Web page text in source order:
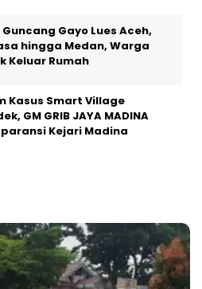
Gayo Lues Aceh,
hingga Medan, Warga
Keluar Rumah
Kasus Smart Village
GM GRIB JAYA MADINA
Kejari Madina